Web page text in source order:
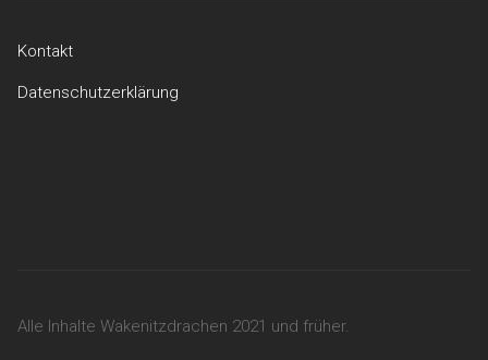
Kontakt
Datenschutzerklärung
Alle Inhalte Wakenitzdrachen 2021 und früher.